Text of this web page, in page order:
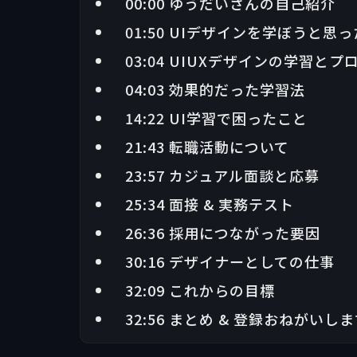
01:50 UIデザインを学ぼうと思っ
03:04 UIUXデザインの学習とプ
04:03 効果的だった学習法
14:22 UI学習で困ったこと
21:43 転職活動について
23:57 カジュアル面談と応募
25:34 面接 & 実務テスト
26:36 採用につながった要因
30:16 デザイナーとしての仕事
32:09 これからの目標
32:56 まとめ & 登録おねがいしま